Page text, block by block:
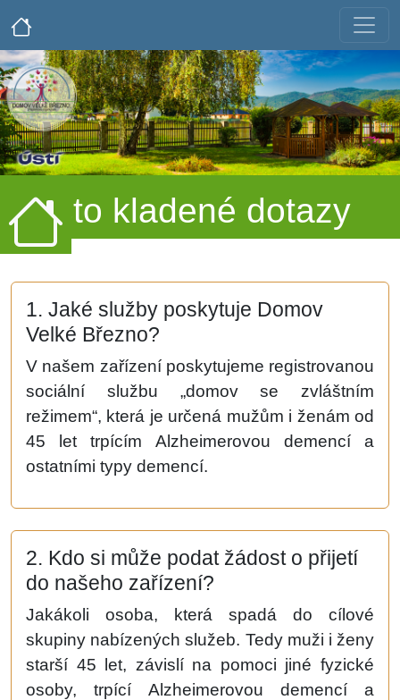
Často kladené dotazy
1. Jaké služby poskytuje Domov
Velké Březno?
V našem zařízení poskytujeme registrovanou
sociální službu „domov se zvláštním
režimem“, která je určená mužům i ženám od
45 let trpícím Alzheimerovou demencí a
ostatními typy demencí.
2. Kdo si může podat žádost o přijetí
do našeho zařízení?
Jakákoli osoba, která spadá do cílové
skupiny nabízených služeb. Tedy muži i ženy
starší 45 let, závislí na pomoci jiné fyzické
osoby, trpící Alzheimerovou demencí a